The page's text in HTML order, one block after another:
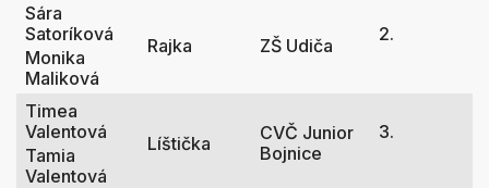
Sára
Satoríková
Monika
Maliková
Rajka ZŠ Udiča
2.
Timea
Valentová
Tamia
Valentová
Líštička
CVČ Junior
Bojnice
3.